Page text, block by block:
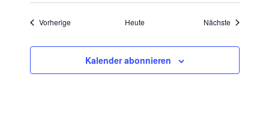
VorherigeVeranstaltungen Heute Nächste
Kalender abonnieren